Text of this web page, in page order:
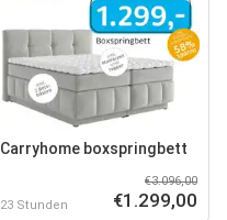
Carryhome boxspringbett
23 Stunden
€3.096,00
€1.299,00